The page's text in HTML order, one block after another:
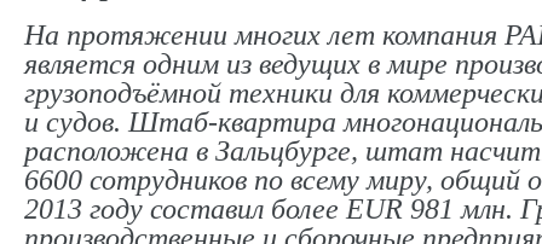
На протяжении многих лет компания
является одним из ведущих в мире
грузоподъёмной техники для
и судов. Штаб-квартира
расположена в Зальцбурге, штат
6600 сотрудников по всему миру, общий
2013 году составил более EUR 981 млн.
производственные и сборочные